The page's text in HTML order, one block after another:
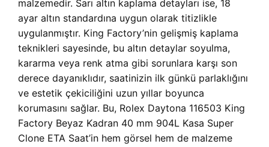
malzemedir. Sarı altın kaplama detayları ise, 18
ayar altın standardına uygun olarak titizlikle
uygulanmıştır. King Factory’nin gelişmiş kaplama
teknikleri sayesinde, bu altın detaylar soyulma,
kararma veya renk atma gibi sorunlara karşı son
derece dayanıklıdır, saatinizin ilk günkü parlaklığını
ve estetik çekiciliğini uzun yıllar boyunca
korumasını sağlar. Bu, Rolex Daytona 116503 King
Factory Beyaz Kadran 40 mm 904L Kasa Super
Clone ETA Saat’in hem görsel hem de malzeme